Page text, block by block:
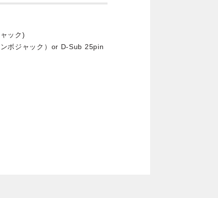
ック)
ボジャック）or D-Sub 25pin